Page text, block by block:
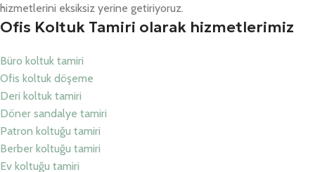
hizmetlerini eksiksiz yerine getiriyoruz.
Ofis Koltuk Tamiri olarak hizmetlerimiz
Büro koltuk tamiri
Ofis koltuk döşeme
Deri koltuk tamiri
Döner sandalye tamiri
Patron koltuğu tamiri
Berber koltuğu tamiri
Ev koltuğu tamiri